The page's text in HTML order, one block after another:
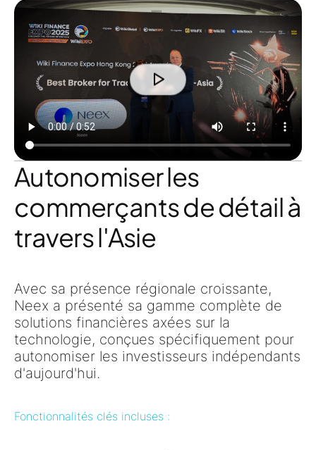
Autonomiser les
commerçants de détail à
travers l'Asie
Avec sa présence régionale croissante,
Neex a présenté sa gamme complète de
solutions financières axées sur la
technologie, conçues spécifiquement pour
autonomiser les investisseurs indépendants
d'aujourd'hui.
Fonctionnalités clés incluses :